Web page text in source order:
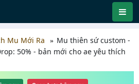
Mu Mới Ra
Mu thiên sứ custom -
50% - bản mới cho ae yêu thích